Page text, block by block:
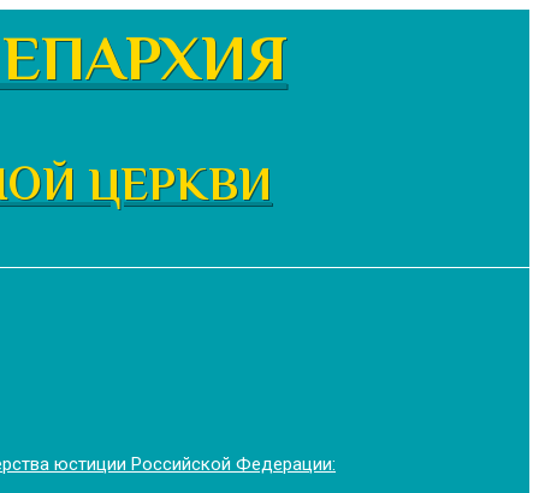
ЦЕРКВИ
юстиции Российской Федерации: